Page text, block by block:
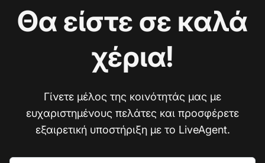
Θα είστε σε καλά
χέρια!
Γίνετε μέλος της κοινότητάς μας με
ευχαριστημένους πελάτες και προσφέρετε
εξαιρετική υποστήριξη με το LiveAgent.